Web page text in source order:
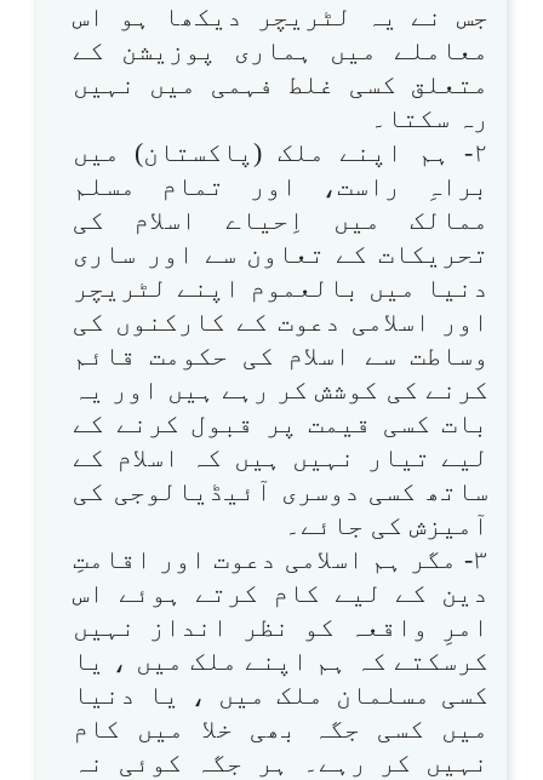
جس نے یہ لٹریچر دیکھا ہو اس
معاملے میں ہماری پوزیشن کے
متعلق کسی غلط فہمی میں نہیں
رہ سکتا۔
۲- ہم اپنے ملک (پاکستان) میں
براہِ راست، اور تمام مسلم
ممالک میں اِحیاے اسلام کی
تحریکات کے تعاون سے اور ساری
دنیا میں بالعموم اپنے لٹریچر
اور اسلامی دعوت کے کارکنوں کی
وساطت سے اسلام کی حکومت قائم
کرنے کی کوشش کر رہے ہیں اور یہ
بات کسی قیمت پر قبول کرنے کے
لیے تیار نہیں ہیں کہ اسلام کے
ساتھ کسی دوسری آئیڈیالوجی کی
آمیزش کی جائے۔
۳- مگر ہم اسلامی دعوت اور اقامتِ
دین کے لیے کام کرتے ہوئے اس
امرِ واقعہ کو نظر انداز نہیں
کرسکتے کہ ہم اپنے ملک میں ، یا
کسی مسلمان ملک میں ، یا دنیا
میں کسی جگہ بھی خلا میں کام
نہیں کر رہے۔ ہر جگہ کوئی نہ